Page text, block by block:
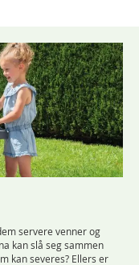
servere venner og
kan slå seg sammen
kan severes? Ellers er